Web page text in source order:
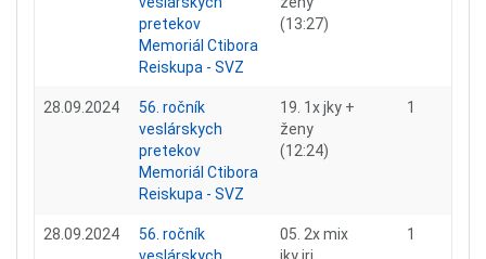
pretekov
Memoriál Ctibora
Reiskupa - SVZ
(13:27)
28.09.2024
56. ročník
veslárskych
pretekov
Memoriál Ctibora
Reiskupa - SVZ
19. 1x jky +
ženy
(12:24)
1
28.09.2024
56. ročník
05. 2x mix
1